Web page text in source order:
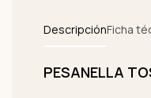
DescripciónFicha
PESANELLA